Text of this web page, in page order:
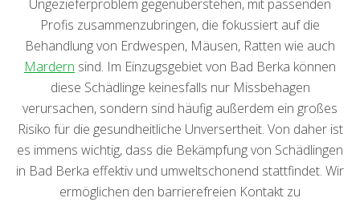
Ungezieferproblem gegenüberstehen, mit passenden
Profis zusammenzubringen, die fokussiert auf die
Behandlung von Erdwespen, Mäusen, Ratten wie auch
Mardern sind. Im Einzugsgebiet von Bad Berka können
diese Schädlinge keinesfalls nur Missbehagen
verursachen, sondern sind häufig außerdem ein großes
Risiko für die gesundheitliche Unversertheit. Von daher ist
es immens wichtig, dass die Bekämpfung von Schädlingen
in Bad Berka effektiv und umweltschonend stattfindet. Wir
ermöglichen den barrierefreien Kontakt zu